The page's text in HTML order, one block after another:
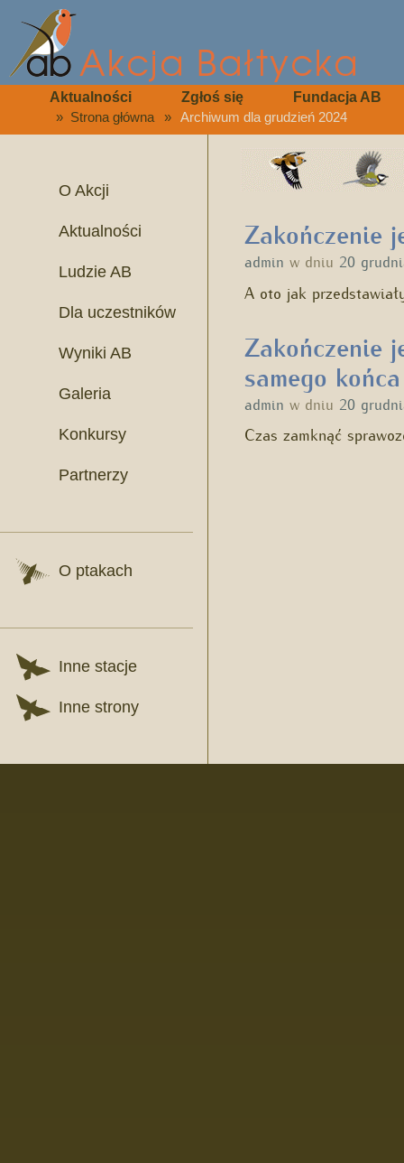
Aktualności Zgłoś się Fundacja AB
» Strona główna » Archiwum dla grudzień 2024
O Akcji
Aktualności
Ludzie AB
Dla uczestników
Wyniki AB
Galeria
Konkursy
Partnerzy
O ptakach
Inne stacje
Inne strony
Zakończenie
admin w dniu 20
A oto jak
Zakończenie
samego końca
admin w dniu 20
Czas zamknąć